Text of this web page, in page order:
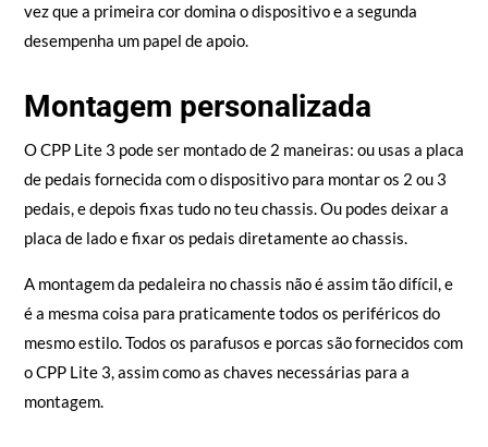
vez que a primeira cor domina o dispositivo e a segunda
desempenha um papel de apoio.
Montagem personalizada
O CPP Lite 3 pode ser montado de 2 maneiras: ou usas a placa
de pedais fornecida com o dispositivo para montar os 2 ou 3
pedais, e depois fixas tudo no teu chassis. Ou podes deixar a
placa de lado e fixar os pedais diretamente ao chassis.
A montagem da pedaleira no chassis não é assim tão difícil, e
é a mesma coisa para praticamente todos os periféricos do
mesmo estilo. Todos os parafusos e porcas são fornecidos com
o CPP Lite 3, assim como as chaves necessárias para a
montagem.